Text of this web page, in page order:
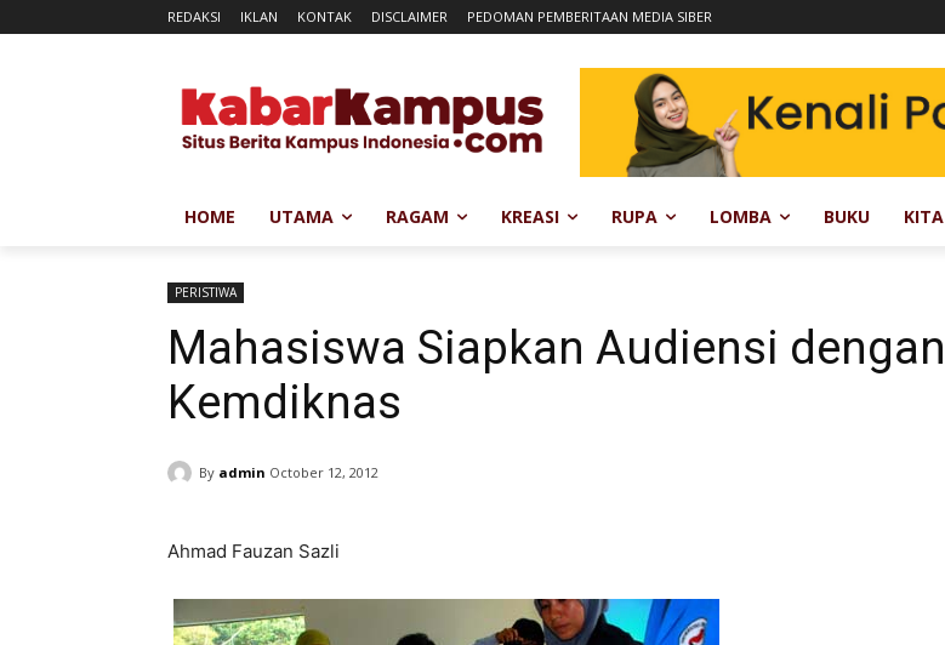
REDAKSI IKLAN KONTAK DISCLAIMER PEDOMAN PEMBERITAAN MEDIA SIBER
HOME UTAMA RAGAM KREASI RUPA LOMBA BUKU KITA
PERISTIWA
Mahasiswa Siapkan Audiensi dengan
Kemdiknas
By admin October 12, 2012
Ahmad Fauzan Sazli